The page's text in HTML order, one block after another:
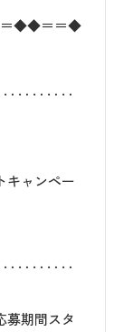
◆◆＝＝◆
キャンペー
募期間スタ